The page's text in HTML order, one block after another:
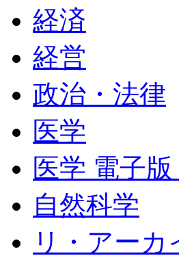
経済
経営
政治・法律
医学
医学 電子
自然科学
リ・アーカ